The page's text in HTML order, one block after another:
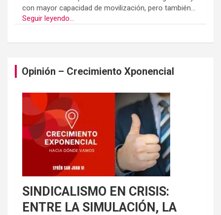
con mayor capacidad de movilización, pero también...
Seguir leyendo...
Opinión – Crecimiento Xponencial
SINDICALISMO EN CRISIS:
ENTRE LA SIMULACIÓN, LA